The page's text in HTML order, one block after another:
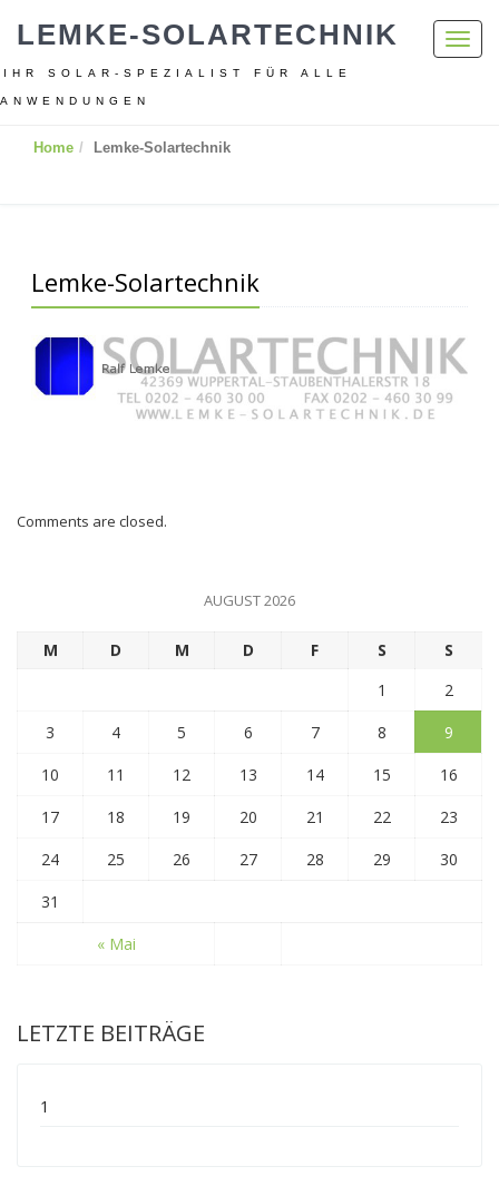
LEMKE-SOLARTECHNIK
IHR SOLAR-SPEZIALIST FÜR ALLE
ANWENDUNGEN
Home Lemke-Solartechnik
Lemke-Solartechnik
Comments are closed.
AUGUST 2026
M D M D F S S
« Mai
1
2
3
4 5 6 7 8
9
10
11 12 13 14 15
16
17
18 19 20 21 22
23
24
25 26 27 28 29
30
31
LETZTE BEITRÄGE
1